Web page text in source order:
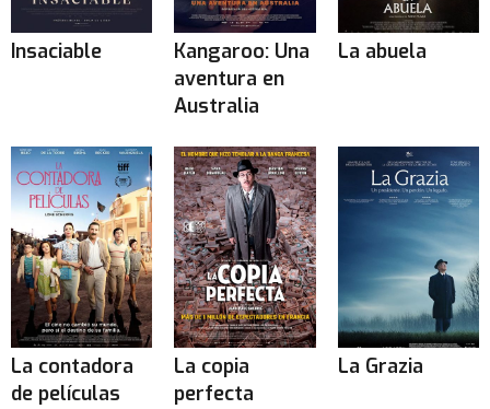
Insaciable
Kangaroo: Una
aventura en
Australia
La abuela
La contadora
de películas
La copia
perfecta
La Grazia